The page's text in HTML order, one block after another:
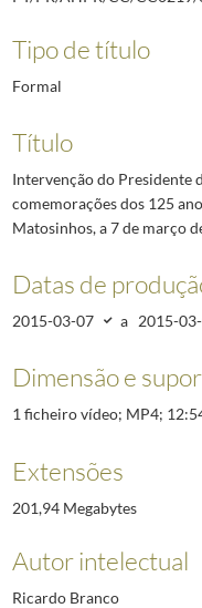
Tipo de título
Formal
Título
Intervenção do Presidente
comemorações dos 125
Matosinhos, a 7 de março
Datas de
2015-03-07 a 2015-
Dimensão e
1 ficheiro vídeo; MP4;
Extensões
201,94 Megabytes
Autor intelectual
Ricardo Branco